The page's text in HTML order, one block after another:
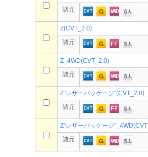
諸元
Z(CVT_2.0)
諸元
Z_4WD(CVT_2.0)
諸元
Z“レザーパッケージ”(CVT_2.0)
諸元
Z“レザーパッケージ
諸元